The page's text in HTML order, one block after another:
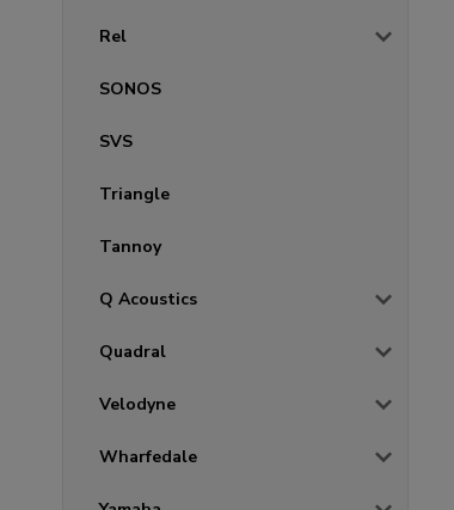
Rel
SONOS
SVS
Triangle
Tannoy
Q Acoustics
Quadral
Velodyne
Wharfedale